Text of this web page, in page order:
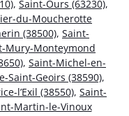
, Saint-Ours (63230),
du-Moucherotte
(38500), Saint-
Mury-Monteymond
, Saint-Michel-en-
Saint-Geoirs (38590),
l’Exil (38550), Saint-
Martin-le-Vinoux